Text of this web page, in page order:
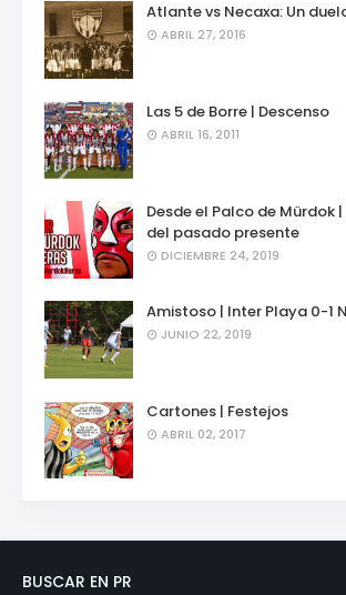
Atlante vs Necaxa: Un
ABRIL 27, 2016
Las 5 de Borre | Descenso
ABRIL 16, 2011
Desde el Palco de Mürdok
del pasado presente
DICIEMBRE 24, 2019
Amistoso | Inter Playa 0-1
JUNIO 22, 2019
Cartones | Festejos
ABRIL 02, 2017
BUSCAR EN PR